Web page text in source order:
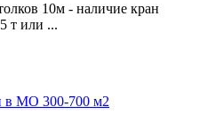
10м - наличие кран
т или ...
в МО 300-700 м2